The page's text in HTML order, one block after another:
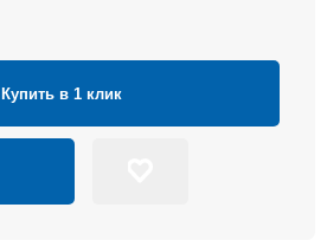
Купить в 1 клик